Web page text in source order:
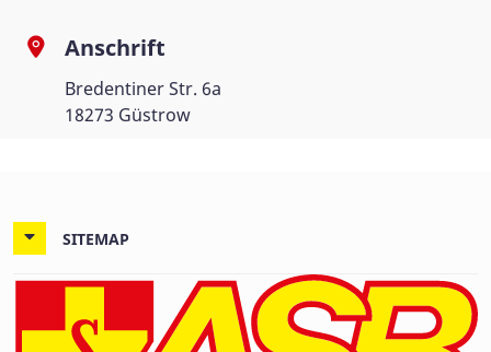
Anschrift
Bredentiner Str. 6a
18273 Güstrow
SITEMAP